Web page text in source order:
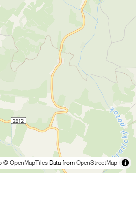
© OpenMapTiles Data from OpenStreetMap